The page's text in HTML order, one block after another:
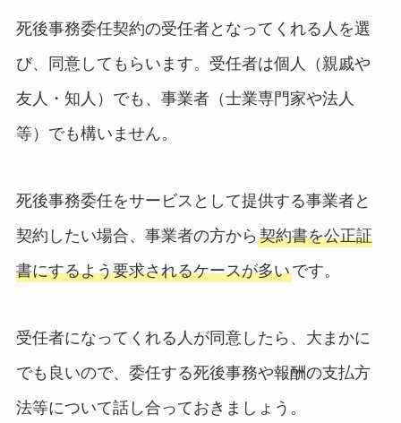
死後事務委任契約の受任者となってくれる人を選
び、同意してもらいます。受任者は個人（親戚や
友人・知人）でも、事業者（士業専門家や法人
等）でも構いません。
死後事務委任をサービスとして提供する事業者と
契約したい場合、事業者の方から 契約書を公正証
書にするよう要求されるケースが多いです。
受任者になってくれる人が同意したら、大まかに
でも良いので、委任する死後事務や報酬の支払方
法等について話し合っておきましょう。